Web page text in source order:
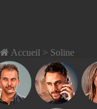
Accueil > Soline